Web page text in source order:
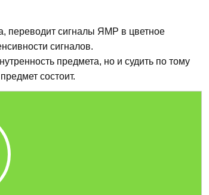
переводит сигналы ЯМР в цветное
сигналов.
предмета, но и судить по тому
состоит.